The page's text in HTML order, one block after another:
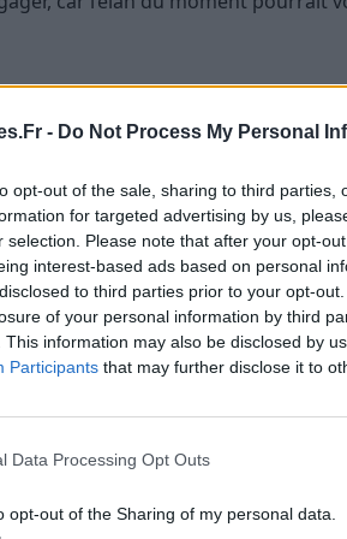
- Do Not Process My Personal
opt-out of the sale, sharing to third parties,
for targeted advertising by us,
selection. Please note that after your opt-
interest-based ads based on personal
to third parties prior to your opt-
of your personal information by third
This information may also be disclosed by
Participants that may further disclose it to
Data Processing Opt Outs
opt-out of the Sharing of my personal data.
une sensibilité fine aux
du jour vous poussent à
Vous pourriez ressentir
une émotion, une attente ou un
recentrage bénéfique. Une
travers une personne de
plus prometteuse. Côté cœur,
discours. Si une tension
Veillez simplement à ne pas
les vôtres. Votre équilibre
à retrouver de l’élan, mais
votre énergie. Vous